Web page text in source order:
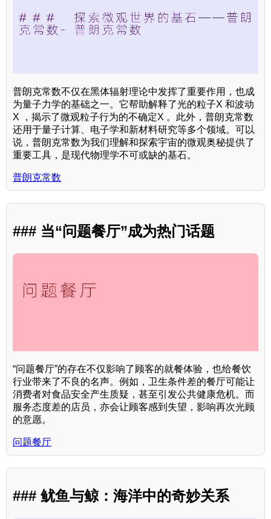
普朗克常数不仅在黑体辐射理论中发挥了重要作用，也成
为量子力学的基础之一。它帮助解释了光的粒子X 和波动
X ，揭示了微观粒子行为的不确定X 。此外，普朗克常数
还用于量子计算、电子学和新材料研究等多个领域。可以
说，普朗克常数为我们理解和探索宇宙的微观奥秘提供了
重要工具，是现代物理学不可或缺的基石。
普朗克常数
### 当“问题餐厅”成为热门话题
“问题餐厅”的存在不仅影响了顾客的就餐体验，也给餐饮
行业带来了不良的名声。例如，卫生条件差的餐厅可能让
消费者对食品安全产生质疑，甚至引发公共健康危机。而
服务态度差的店员，亦会让顾客感到失望，影响再次光顾
的意愿。
问题餐厅
### 鱿鱼与鲸：海洋中的奇妙关系